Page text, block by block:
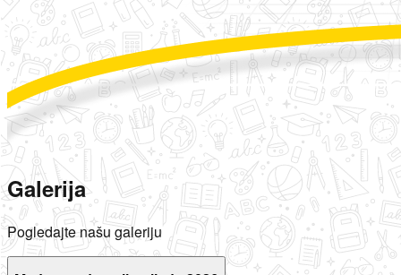
Galerija
Pogledajte našu galeriju